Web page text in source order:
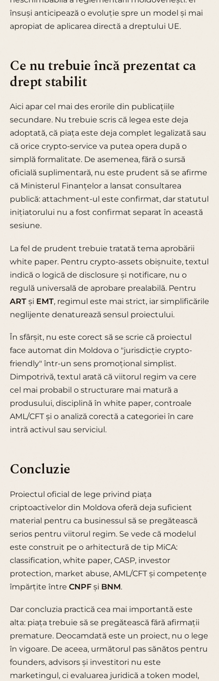
însuși anticipează o evoluție spre un model și mai
apropiat de aplicarea directă a dreptului UE.
Ce nu trebuie încă prezentat ca
drept stabilit
Aici apar cel mai des erorile din publicațiile
secundare. Nu trebuie scris că legea este deja
adoptată, că piața este deja complet legalizată sau
că orice crypto-service va putea opera după o
simplă formalitate. De asemenea, fără o sursă
oficială suplimentară, nu este prudent să se afirme
că Ministerul Finanțelor a lansat consultarea
publică: attachment-ul este confirmat, dar statutul
inițiatorului nu a fost confirmat separat în această
sesiune.
La fel de prudent trebuie tratată tema aprobării
white paper. Pentru crypto-assets obișnuite, textul
indică o logică de disclosure și notificare, nu o
regulă universală de aprobare prealabilă. Pentru
ART și EMT, regimul este mai strict, iar simplificările
neglijente denaturează sensul proiectului.
În sfârșit, nu este corect să se scrie că proiectul
face automat din Moldova o "jurisdicție crypto-
friendly" într-un sens promoțional simplist.
Dimpotrivă, textul arată că viitorul regim va cere
cel mai probabil o structurare mai matură a
produsului, disciplină în white paper, controale
AML/CFT și o analiză corectă a categoriei în care
intră activul sau serviciul.
Concluzie
Proiectul oficial de lege privind piața
criptoactivelor din Moldova oferă deja suficient
material pentru ca businessul să se pregătească
serios pentru viitorul regim. Se vede că modelul
este construit pe o arhitectură de tip MiCA:
classification, white paper, CASP, investor
protection, market abuse, AML/CFT și competențe
împărțite între CNPF și BNM.
Dar concluzia practică cea mai importantă este
alta: piața trebuie să se pregătească fără afirmații
premature. Deocamdată este un proiect, nu o lege
în vigoare. De aceea, următorul pas sănătos pentru
founders, advisors și investitori nu este
marketingul, ci evaluarea juridică a token model,